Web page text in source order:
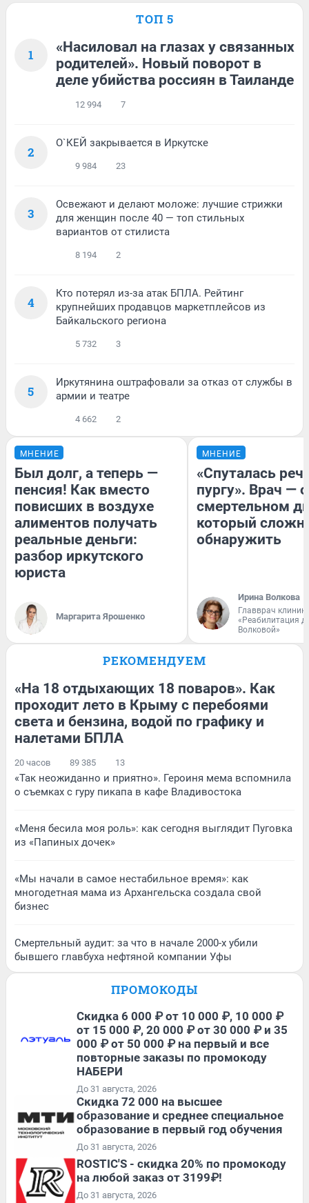
ТОП 5
1
«Насиловал на глазах у связанных
родителей». Новый поворот в
деле убийства россиян в Таиланде
12 994 7
2
О`КЕЙ закрывается в Иркутске
9 984 23
3
Освежают и делают моложе: лучшие стрижки
для женщин после 40 — топ стильных
вариантов от стилиста
8 194 2
4
Кто потерял из-за атак БПЛА. Рейтинг
крупнейших продавцов маркетплейсов из
Байкальского региона
5 732 3
5
Иркутянина оштрафовали за отказ от службы в
армии и театре
4 662 2
МНЕНИЕ
Был долг, а теперь —
пенсия! Как вместо
повисших в воздухе
алиментов получать
реальные деньги:
разбор иркутского
юриста
Маргарита Ярошенко
МНЕНИЕ
«Спуталась
пургу». Врач — о
смертельном
который
обнаружить
Ирина Волкова
Главврач
«Реабилитация
Волковой»
РЕКОМЕНДУЕМ
«На 18 отдыхающих 18 поваров». Как
проходит лето в Крыму с перебоями
света и бензина, водой по графику и
налетами БПЛА
20 часов 89 385 13
«Так неожиданно и приятно». Героиня мема вспомнила
о съемках с гуру пикапа в кафе Владивостока
«Меня бесила моя роль»: как сегодня выглядит Пуговка
из «Папиных дочек»
«Мы начали в самое нестабильное время»: как
многодетная мама из Архангельска создала свой
бизнес
Смертельный аудит: за что в начале 2000-х убили
бывшего главбуха нефтяной компании Уфы
ПРОМОКОДЫ
Скидка 6 000 ₽ от 10 000 ₽, 10 000 ₽
от 15 000 ₽, 20 000 ₽ от 30 000 ₽ и 35
000 ₽ от 50 000 ₽ на первый и все
повторные заказы по промокоду
НАБЕРИ
До 31 августа, 2026
Скидка 72 000 на высшее
образование и среднее специальное
образование в первый год обучения
До 31 августа, 2026
ROSTIC'S - скидка 20% по промокоду
на любой заказ от 3199₽!
До 31 августа, 2026